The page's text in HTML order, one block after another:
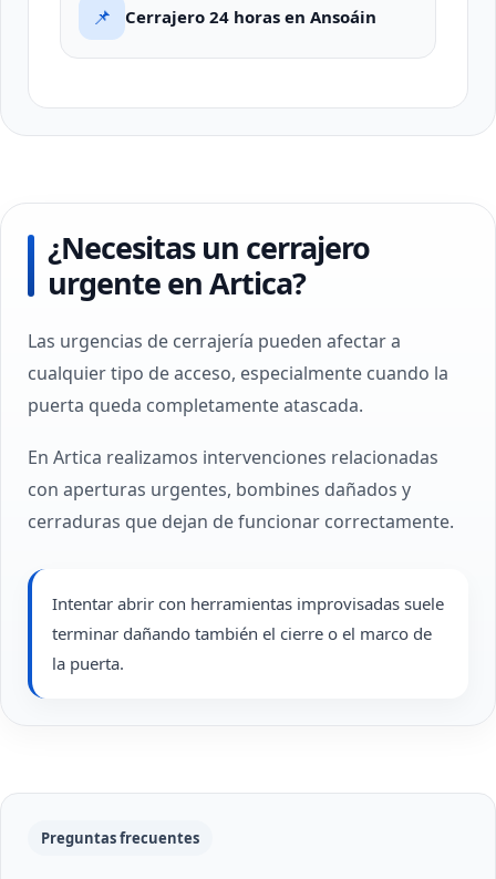
📌 Cerrajero 24 horas en Ansoáin
¿Necesitas un cerrajero
urgente en Artica?
Las urgencias de cerrajería pueden afectar a
cualquier tipo de acceso, especialmente cuando la
puerta queda completamente atascada.
En Artica realizamos intervenciones relacionadas
con aperturas urgentes, bombines dañados y
cerraduras que dejan de funcionar correctamente.
Intentar abrir con herramientas improvisadas suele
terminar dañando también el cierre o el marco de
la puerta.
Preguntas frecuentes